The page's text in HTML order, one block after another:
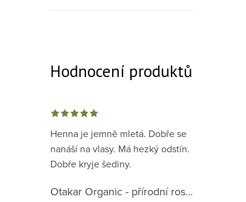
Hodnocení produktů
Henna je jemně mletá. Dobře se
nanáší na vlasy. Má hezký odstín.
Dobře kryje šediny.
Otakar Organic - přírodní rostlinná barva na vlasy červená předpigmentace 1. krok